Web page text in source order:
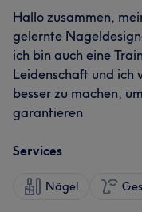
Hallo zusammen,
gelernte
ich bin auch eine
Leidenschaft und ich
besser zu machen,
garantieren
Services
Nägel